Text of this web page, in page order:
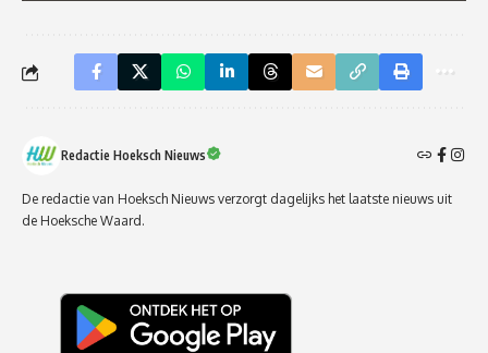
Redactie Hoeksch Nieuws
De redactie van Hoeksch Nieuws verzorgt dagelijks het laatste nieuws uit
de Hoeksche Waard.